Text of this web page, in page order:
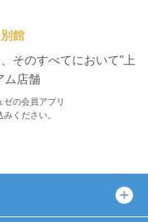
館
そのすべてにおいて"上
ム店舗
の会員アプリ
ください。